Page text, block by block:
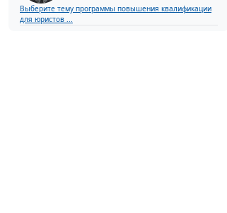
Выберите тему программы повышения квалификации
для юристов ...